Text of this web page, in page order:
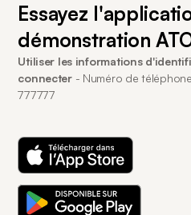
Essayez
démonstration
Utiliser les informations
connecter- Numéro de
777777